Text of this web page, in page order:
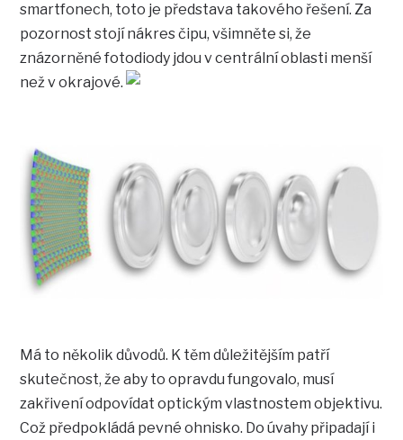
smartfonech, toto je představa takového řešení. Za
pozornost stojí nákres čipu, všimněte si, že
znázorněné fotodiody jdou v centrální oblasti menší
než v okrajové.
Má to několik důvodů. K těm důležitějším patří
skutečnost, že aby to opravdu fungovalo, musí
zakřivení odpovídat optickým vlastnostem objektivu.
Což předpokládá pevné ohnisko. Do úvahy připadají i